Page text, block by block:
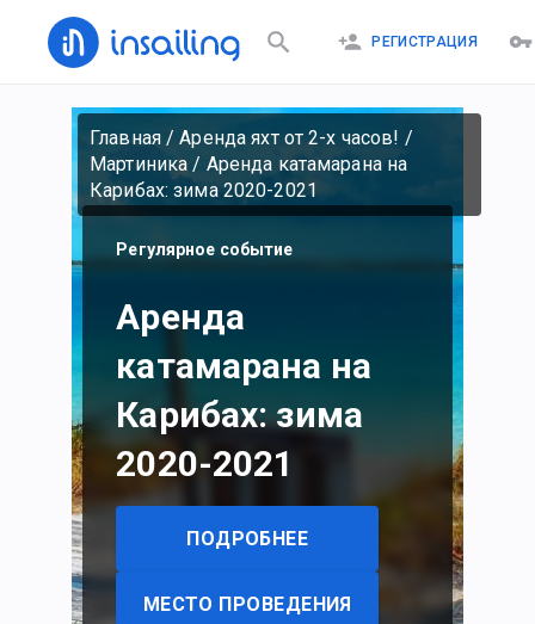
РЕГИСТРАЦИЯ
Главная/Аренда яхт от 2-х часов! /
Мартиника / Аренда катамарана на
Карибах: зима 2020-2021
Регулярное событие
Аренда
катамарана на
Карибах: зима
2020-2021
ПОДРОБНЕЕ
МЕСТО ПРОВЕДЕНИЯ